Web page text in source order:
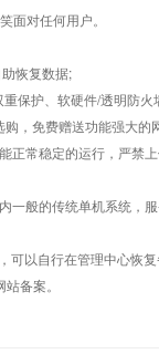
面对任何用户。
恢复数据;
保护、软硬件/透明防火
，免费赠送功能强大
正常稳定的运行，严禁
一般的传统单机系统，
可以自行在管理中心恢
备案。